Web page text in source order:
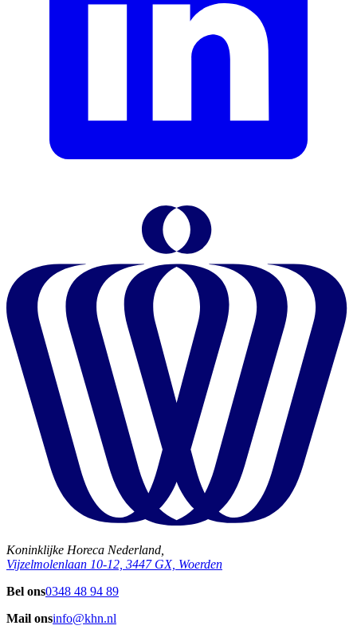
Koninklijke Horeca Nederland,
Vijzelmolenlaan 10-12, 3447 GX, Woerden
Bel ons0348 48 94 89
Mail onsinfo@khn.nl